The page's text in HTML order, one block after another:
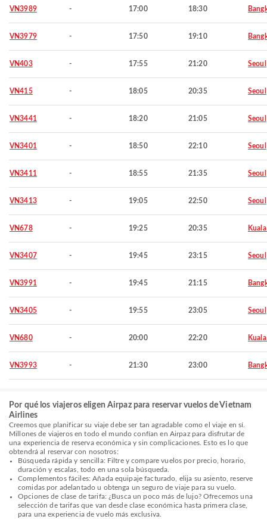
VN3989 - 17:00 18:30
VN3979 - 17:50 19:10
VN403 - 17:55 21:20 Seoul
VN415 - 18:05 20:35 Seoul
VN3441 - 18:20 21:05 Seoul
VN3401 - 18:50 22:10 Seoul
VN3411 - 18:55 21:35 Seoul
VN3413 - 19:05 22:50 Seoul
VN678 - 19:25 20:35
VN3407 - 19:45 23:15 Seoul
VN3991 - 19:45 21:15
VN3405 - 19:55 23:05 Seoul
VN680 - 20:00 22:20
VN3993 - 21:30 23:00
Por qué los viajeros eligen Airpaz para reservar vuelos de Vietnam
Airlines
Creemos que planificar su viaje debe ser tan agradable como el viaje en sí.
Millones de viajeros en todo el mundo confían en Airpaz para disfrutar de
una experiencia de reserva económica y sin complicaciones. Esto es lo que
obtendrá al reservar con nosotros:
Búsqueda rápida y sencilla: Filtre y compare vuelos por precio, horario,
duración y escalas, todo en una sola búsqueda.
Complementos fáciles: Añada equipaje facturado, elija su asiento, reserve
comidas por adelantado u obtenga un seguro de viaje para su vuelo.
Opciones de clase de tarifa: ¿Busca un poco más de lujo? Ofrecemos una
selección de tarifas que van desde clase económica hasta primera clase,
para una experiencia de vuelo más exclusiva.